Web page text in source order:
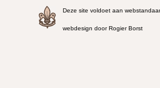
Deze site voldoet aan
webdesign door Rogier Borst